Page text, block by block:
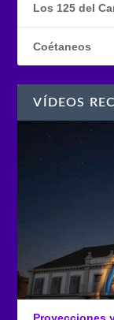
Los 125 del
Coétaneos
VÍDEOS
Proyecciones